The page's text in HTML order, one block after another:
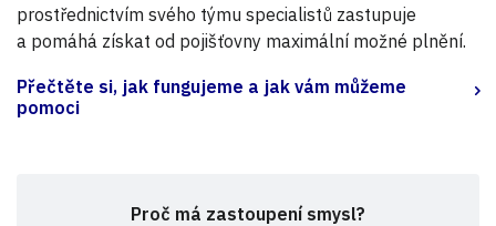
prostřednictvím svého týmu specialistů zastupuje
a pomáhá získat od pojišťovny maximální možné plnění.
Přečtěte si, jak fungujeme a jak vám můžeme
pomoci
Proč má zastoupení smysl?